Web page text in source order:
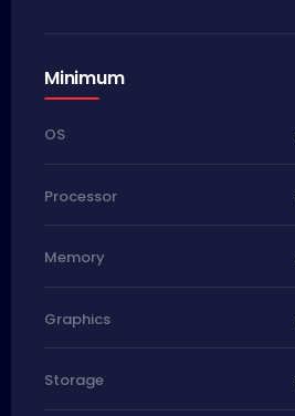
Minimum
OS
Processor
Memory
Graphics
Storage